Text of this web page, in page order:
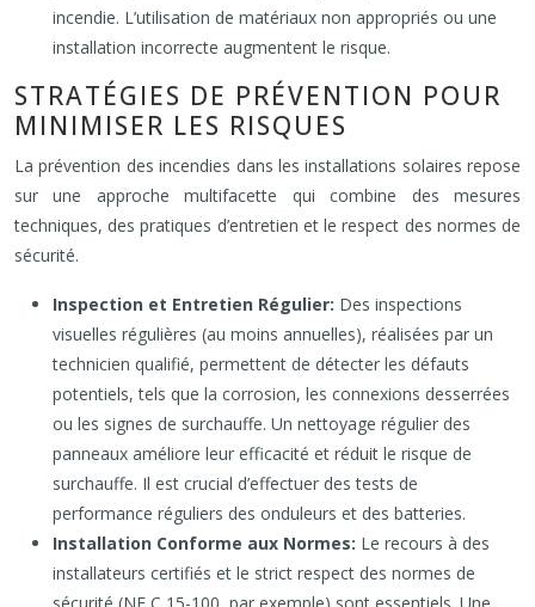
incendie. L’utilisation de matériaux non appropriés ou une
installation incorrecte augmentent le risque.
STRATÉGIES DE PRÉVENTION POUR
MINIMISER LES RISQUES
La prévention des incendies dans les installations solaires repose
sur une approche multifacette qui combine des mesures
techniques, des pratiques d’entretien et le respect des normes de
sécurité.
Inspection et Entretien Régulier: Des inspections
visuelles régulières (au moins annuelles), réalisées par un
technicien qualifié, permettent de détecter les défauts
potentiels, tels que la corrosion, les connexions desserrées
ou les signes de surchauffe. Un nettoyage régulier des
panneaux améliore leur efficacité et réduit le risque de
surchauffe. Il est crucial d’effectuer des tests de
performance réguliers des onduleurs et des batteries.
Installation Conforme aux Normes: Le recours à des
installateurs certifiés et le strict respect des normes de